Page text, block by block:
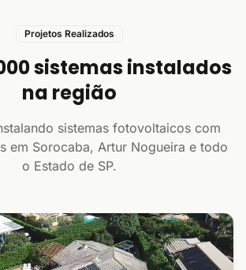
Projetos Realizados
sistemas instalados
na região
sistemas fotovoltaicos com
em Sorocaba, Artur Nogueira e todo
o Estado de SP.